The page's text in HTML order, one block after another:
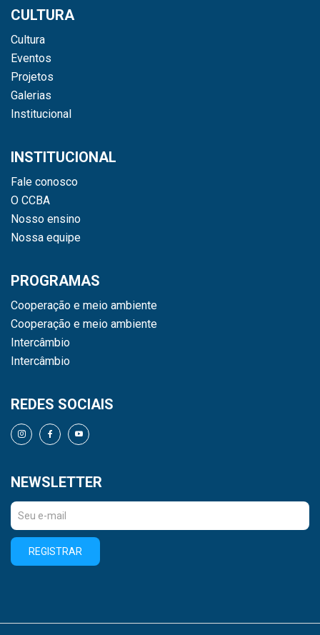
CULTURA
Cultura
Eventos
Projetos
Galerias
Institucional
INSTITUCIONAL
Fale conosco
O CCBA
Nosso ensino
Nossa equipe
PROGRAMAS
Cooperação e meio ambiente
Cooperação e meio ambiente
Intercâmbio
Intercâmbio
REDES SOCIAIS
NEWSLETTER
REGISTRAR